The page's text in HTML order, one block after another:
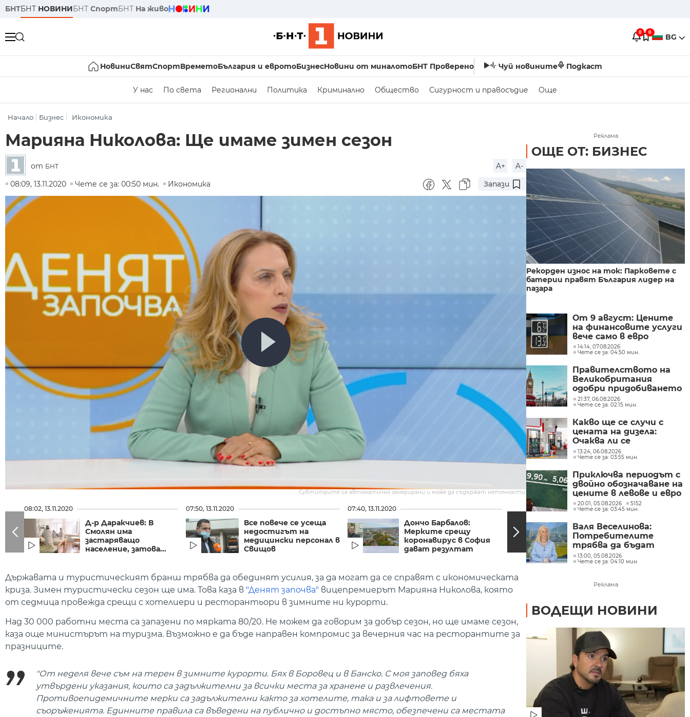
БНТБНТ НОВИНИБНТ СпортБНТ На живо
0 0 BG
НовиниСвятСпортВреметоБългария и евротоБизнесНовини от миналотоБНТ Проверено Чуй новините Подкаст
У нас По света Регионални Политика Криминално Общество Сигурност и правосъдие Още
Начало Бизнес Икономика
Марияна Николова: Ще имаме зимен сезон
от БНТ A+
A-
08:09, 13.11.2020
Чете се за: 00:50 мин. Икономика Запази
Субтитрите са автоматично генерирани и може да съдържат неточности.
08:02, 13.11.2020
Д-р Даракчиев: В
Смолян има
застаряващо
население, затова...
07:50, 13.11.2020
Все повече се усеща
недостигът на
медицински персонал в
Свищов
07:40, 13.11.2020
Дончо Барбалов:
Мерките срещу
коронавирус в София
дават резултат
07:30, 13.11.2020
Нараства броят на
училищата в Бургас,
които учат онлайн
Държавата и туристическият бранш трябва да обединят усилия, за да могат да се справят с икономическата
криза. Зимен туристически сезон ще има. Това каза в "Денят започва" вицепремиерът Марияна Николова, която
от седмица провежда срещи с хотелиери и ресторантьори в зимните ни курорти.
Над 30 000 работни места са запазени по мярката 80/20. Не можем да говорим за добър сезон, но ще имаме сезон,
каза още министърът на туризма. Възможно е да бъде направен компромис за вечерния час на ресторантите за
празниците.
"От неделя вече съм на терен в зимните курорти. Бях в Боровец и в Банско. С моя заповед бяха
утвърдени указания, които са задължителни за всички места за хранене и развлечения.
Противоепидемичните мерки са задължителни както за хотелите, така и за лифтовете и
съоръженията. Единните правила са въведени на публично и достъпно място, обезпечени са местата
Реклама
ОЩЕ ОТ: БИЗНЕС
Рекорден износ на ток: Парковете с
батерии правят България лидер на
пазара
От 9 август: Цените
на финансовите услуги
вече само в евро
14:14, 07.08.2026
Чете се за: 04:50 мин.
Правителството на
Великобритания
одобри придобиването
на „Уорнър Брос
Дискавъри“ от
„Парамаунт“ за 110
млрд. долара
21:37, 06.08.2026
Чете се за: 02:15 мин.
Какво ще се случи с
цената на дизела:
Очаква ли се
поевтиняване или нов
ръст?
13:24, 06.08.2026
Чете се за: 03:55 мин.
Приключва периодът с
двойно обозначаване на
цените в левове и евро
20:01, 05.08.2026
5152
Чете се за: 03:45 мин.
Валя Веселинова:
Потребителите
трябва да бъдат
разумни, да не се
подлъгват по ниската
13:00, 05.08.2026
Чете се за: 04:10 мин.
Реклама
ВОДЕЩИ НОВИНИ